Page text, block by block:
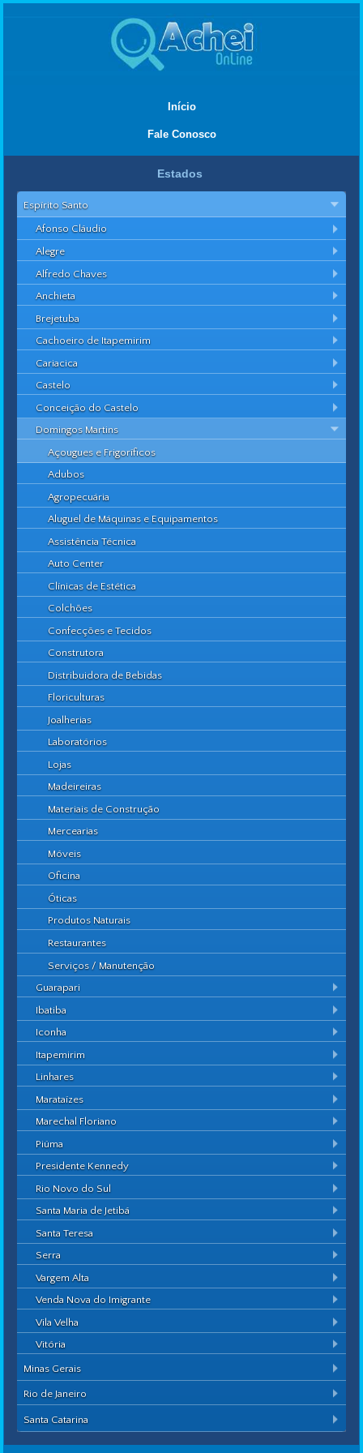
Início
Fale Conosco
Estados
Espírito Santo
Afonso Cláudio
Alegre
Alfredo Chaves
Anchieta
Brejetuba
Cachoeiro de Itapemirim
Cariacica
Castelo
Conceição do Castelo
Domingos Martins
Açougues e Frigoríficos
Adubos
Agropecuária
Aluguel de Máquinas e Equipamentos
Assistência Técnica
Auto Center
Clínicas de Estética
Colchões
Confecções e Tecidos
Construtora
Distribuidora de Bebidas
Floriculturas
Joalherias
Laboratórios
Lojas
Madeireiras
Materiais de Construção
Mercearias
Móveis
Oficina
Óticas
Produtos Naturais
Restaurantes
Serviços / Manutenção
Guarapari
Ibatiba
Iconha
Itapemirim
Linhares
Marataízes
Marechal Floriano
Piúma
Presidente Kennedy
Rio Novo do Sul
Santa Maria de Jetibá
Santa Teresa
Serra
Vargem Alta
Venda Nova do Imigrante
Vila Velha
Vitória
Minas Gerais
Rio de Janeiro
Santa Catarina